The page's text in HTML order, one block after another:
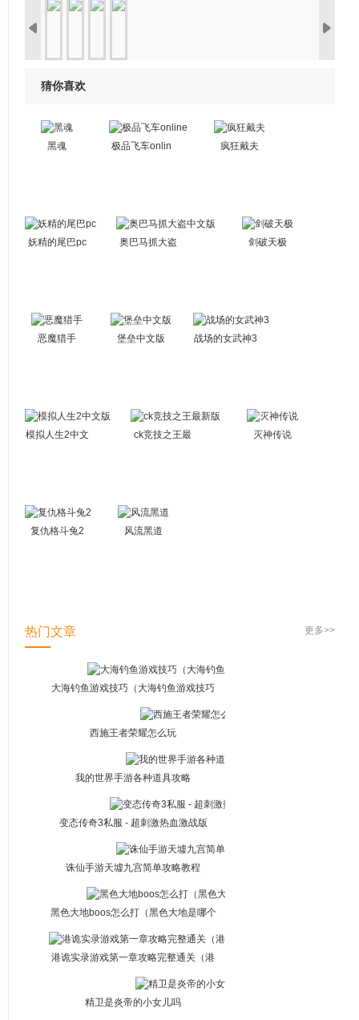
猜你喜欢
黑魂
极品飞车onlin
疯狂戴夫
妖精的尾巴pc
奥巴马抓大盗
剑破天极
恶魔猎手 堡垒中文版 战场的女武神3
模拟人生2中文
ck竞技之王最
灭神传说
复仇格斗兔2 风流黑道
更多>>
热门文章
大海钓鱼游戏技巧（大海钓鱼游戏技巧
西施王者荣耀怎么玩
我的世界手游各种道具攻略
变态传奇3私服 - 超刺激热血激战版
诛仙手游天墟九宫简单攻略教程
黑色大地boos怎么打（黑色大地是哪个
港诡实录游戏第一章攻略完整通关（港
精卫是炎帝的小女儿吗